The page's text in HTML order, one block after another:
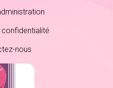
nous